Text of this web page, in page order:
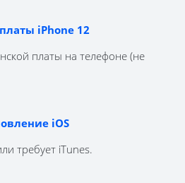
iPhone 12
платы на телефоне (не
iOS
требует iTunes.